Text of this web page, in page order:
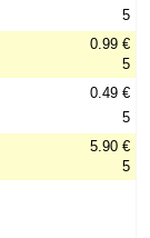
5
0.99 €
5
0.49 €
5
5.90 €
5